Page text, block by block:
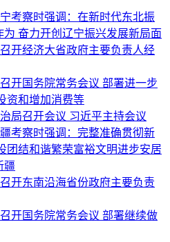
考察时强调：在新时代东北振
奋力开创辽宁振兴发展新局面
开经济大省政府主要负责人经
开国务院常务会议 部署进一步
资和增加消费等
局召开会议 习近平主持会议
考察时强调：完整准确贯彻新
团结和谐繁荣富裕文明进步安居
疆
开东南沿海省份政府主要负责
开国务院常务会议 部署继续做